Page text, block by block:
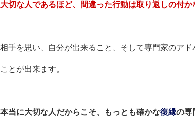
大切な人であるほど、間違った行動は取り返しの付か
相手を思い、自分が出来ること、そして専門家のアド
ことが出来ます。
本当に大切な人だからこそ、もっとも確かな復縁の専